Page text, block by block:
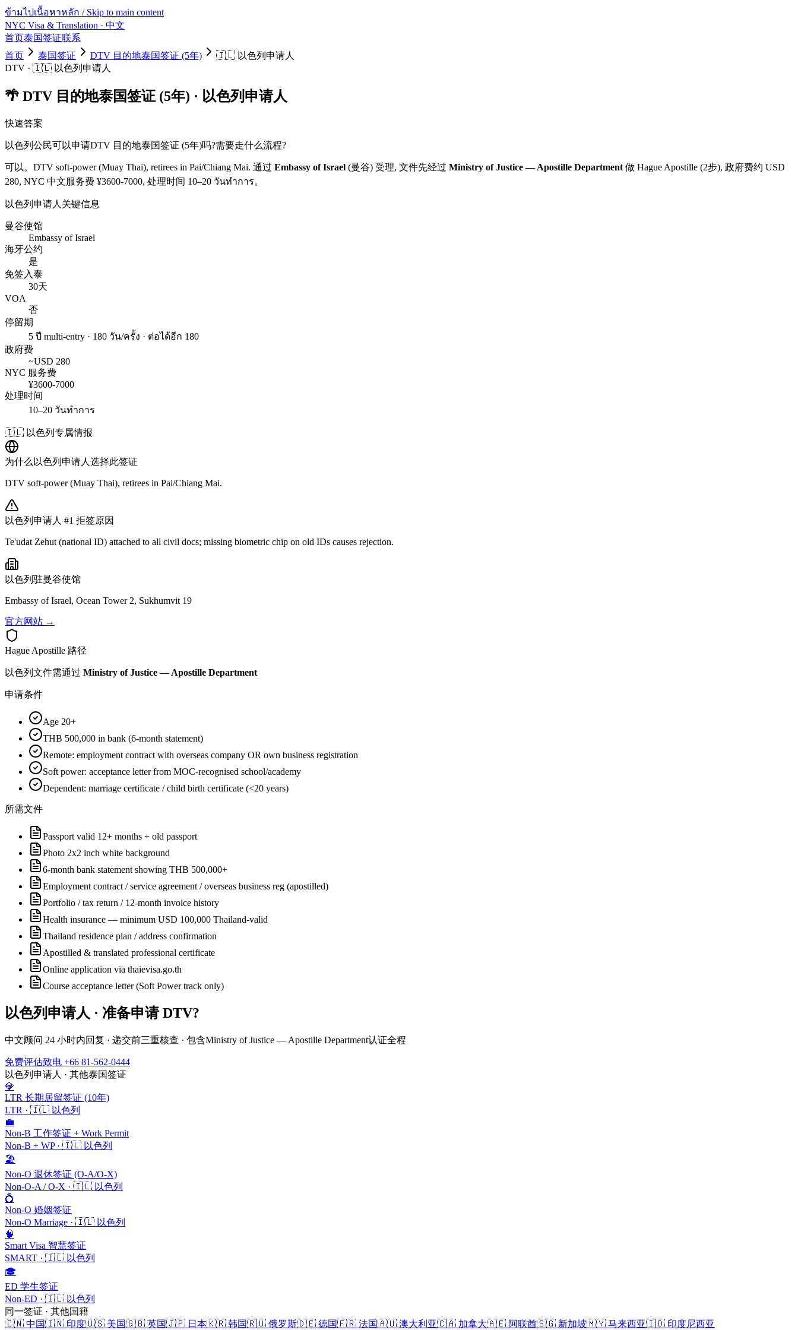
ข้ามไปเนื้อหาหลัก / Skip to main content
NYC Visa & Translation · 中文
首页泰国签证联系
首页
泰国签证 DTV 目的地泰国签证 (5年) 🇮🇱 以色列 申请人
DTV · 🇮🇱 以色列 申请人
🌴 DTV 目的地泰国签证 (5年) · 以色列 申请人
快速答案
以色列 公民可以申请DTV 目的地泰国签证 (5年)吗?需要走什么流程?
可以。 DTV soft-power (Muay Thai), retirees in Pai/Chiang Mai. 通过 Embassy of Israel (曼谷) 受理, 文件先经过 Ministry of Justice — Apostille Department 做 Hague Apostille (2步), 政府费约 USD
280, NYC 中文服务费 ¥3600-7000, 处理时间 10–20 วันทำการ。
以色列 申请人关键信息
曼谷使馆
Embassy of Israel
海牙公约
是
免签入泰
30天
VOA
否
停留期
5 ปี multi-entry · 180 วัน/ครั้ง · ต่อได้อีก 180
政府费
~USD 280
NYC 服务费
¥3600-7000
处理时间
10–20 วันทำการ
🇮🇱 以色列 专属情报
为什么 以色列 申请人选择此签证
DTV soft-power (Muay Thai), retirees in Pai/Chiang Mai.
以色列 申请人 #1 拒签原因
Te'udat Zehut (national ID) attached to all civil docs; missing biometric chip on old IDs causes rejection.
以色列 驻曼谷使馆
Embassy of Israel, Ocean Tower 2, Sukhumvit 19
官方网站 →
Hague Apostille 路径
以色列 文件需通过 Ministry of Justice — Apostille Department
申请条件
Age 20+
THB 500,000 in bank (6-month statement)
Remote: employment contract with overseas company OR own business registration
Soft power: acceptance letter from MOC-recognised school/academy
Dependent: marriage certificate / child birth certificate (<20 years)
所需文件
Passport valid 12+ months + old passport
Photo 2x2 inch white background
6-month bank statement showing THB 500,000+
Employment contract / service agreement / overseas business reg (apostilled)
Portfolio / tax return / 12-month invoice history
Health insurance — minimum USD 100,000 Thailand-valid
Thailand residence plan / address confirmation
Apostilled & translated professional certificate
Online application via thaievisa.go.th
Course acceptance letter (Soft Power track only)
以色列 申请人 · 准备申请DTV?
中文顾问 24 小时内回复 · 递交前三重核查 · 包含Ministry of Justice — Apostille Department认证全程
免费评估致电 +66 81-562-0444
以色列 申请人 · 其他泰国签证
💎
LTR 长期居留签证 (10年)
LTR · 🇮🇱 以色列
💼
Non-B 工作签证 + Work Permit
Non-B + WP· 🇮🇱 以色列
🏖️
Non-O 退休签证 (O-A/O-X)
Non-O-A / O-X · 🇮🇱 以色列
💍
Non-O 婚姻签证
Non-O Marriage · 🇮🇱 以色列
🧠
Smart Visa 智慧签证
SMART · 🇮🇱 以色列
🎓
ED 学生签证
Non-ED · 🇮🇱 以色列
同一签证 · 其他国籍
🇨🇳 中国🇮🇳 印度🇺🇸 美国🇬🇧 英国🇯🇵 日本🇰🇷 韩国🇷🇺 俄罗斯🇩🇪 德国🇫🇷 法国🇦🇺 澳大利亚🇨🇦 加拿大🇦🇪 阿联酋🇸🇬 新加坡🇲🇾 马来西亚🇮🇩 印度尼西亚